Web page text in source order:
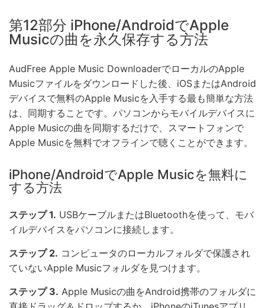
第12部分 iPhone/AndroidでApple
Musicの曲を永久保存する方法
AudFree Apple Music DownloaderでローカルのApple
Musicファイルをダウンロードした後、iOSまたはAndroid
デバイスで無料のApple Musicを入手する最も簡単な方法
は、同期することです。パソコンからモバイルデバイスに
Apple Musicの曲を同期するだけで、スマートフォンで
Apple Musicを無料でオフラインで聴くことができます。
iPhone/AndroidでApple Musicを無料に
する方法
ステップ 1. USBケーブルまたはBluetoothを使って、モバ
イルデバイスをパソコンに接続します。
ステップ 2. コンピュータのローカルフォルダで保護され
ていないApple Musicフォルダを見つけます。
ステップ 3. Apple Musicの曲をAndroid携帯のフォルダに